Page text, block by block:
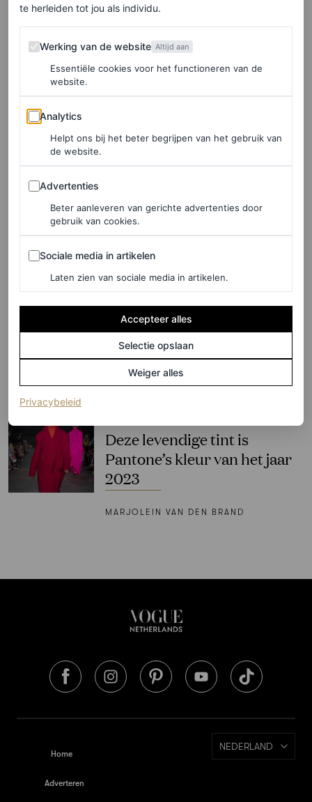
FASHION NIEUWS
Rust, creativiteit en
verbinding: dít is de kleur
LARA OLIVERI
Vloeiend en sculpturaal:
sieraden die jouw summer
holiday look die breezy vibe
geven
PANDORA
Deze levendige tint is
Pantone’s kleur van het jaar
2023
MARJOLEIN VAN DEN BRAND
Home
Adverteren
NEDERLAND
te herleiden tot jou als individu.
Werking van de website
Werking van de website Altijd aan
Essentiële cookies voor het functioneren van de
website.
Analytics
Analytics
Helpt ons bij het beter begrijpen van het gebruik van
de website.
Advertenties
Advertenties
Beter aanleveren van gerichte advertenties door
gebruik van cookies.
Sociale media in artikelen
Sociale media in artikelen
Laten zien van sociale media in artikelen.
Accepteer alles
Selectie opslaan
Weiger alles
Privacybeleid